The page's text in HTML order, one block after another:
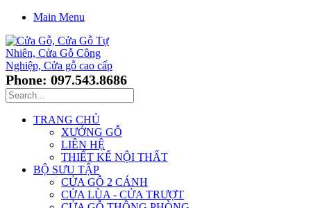
Main Menu
Phone: 097.543.8686
TRANG CHỦ
XƯỞNG GỖ
LIÊN HỆ
THIẾT KẾ NỘI THẤT
BỘ SƯU TẬP
CỬA GỖ 2 CÁNH
CỬA LÙA - CỬA TRƯỢT